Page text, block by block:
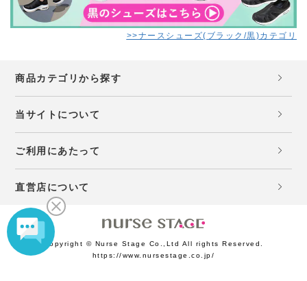
>>ナースシューズ(ブラック/黒)カテゴリ
商品カテゴリから探す
当サイトについて
ご利用にあたって
直営店について
Copyright © Nurse Stage Co.,Ltd All rights Reserved.
https://www.nursestage.co.jp/